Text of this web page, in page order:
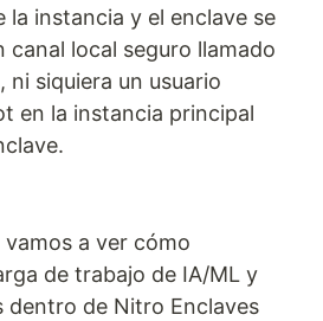
la instancia y el enclave se
canal local seguro llamado
ni siquiera un usuario
en la instancia principal
a ver cómo
de trabajo de IA/ML y
dentro de Nitro Enclaves